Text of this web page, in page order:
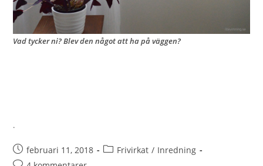
Vad tycker ni? Blev den något att ha på väggen?
.
februari 11, 2018 Frivirkat / Inredning